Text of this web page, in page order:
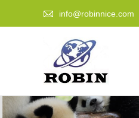
 info@robinnice.com